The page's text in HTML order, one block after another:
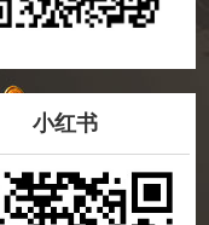
小红书